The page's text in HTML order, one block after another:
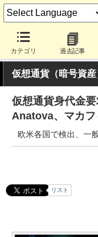
カテゴリ 過去記事
仮想通貨（暗号資
仮想通貨身代金
Anatova、マカフ
欧米各国で検出、一
リスト